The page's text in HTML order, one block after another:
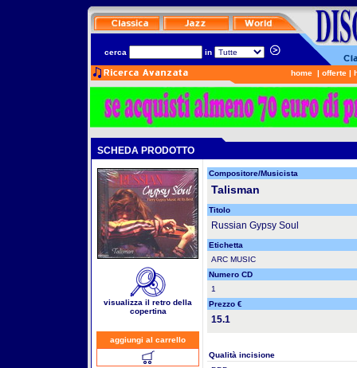
cerca in
home | offerte |
SCHEDA PRODOTTO
visualizza il retro della
copertina
aggiungi al carrello
Compositore/Musicista
Talisman
Titolo
Russian Gypsy Soul
Etichetta
ARC MUSIC
Numero CD
1
Prezzo €
15.1
Qualità incisione